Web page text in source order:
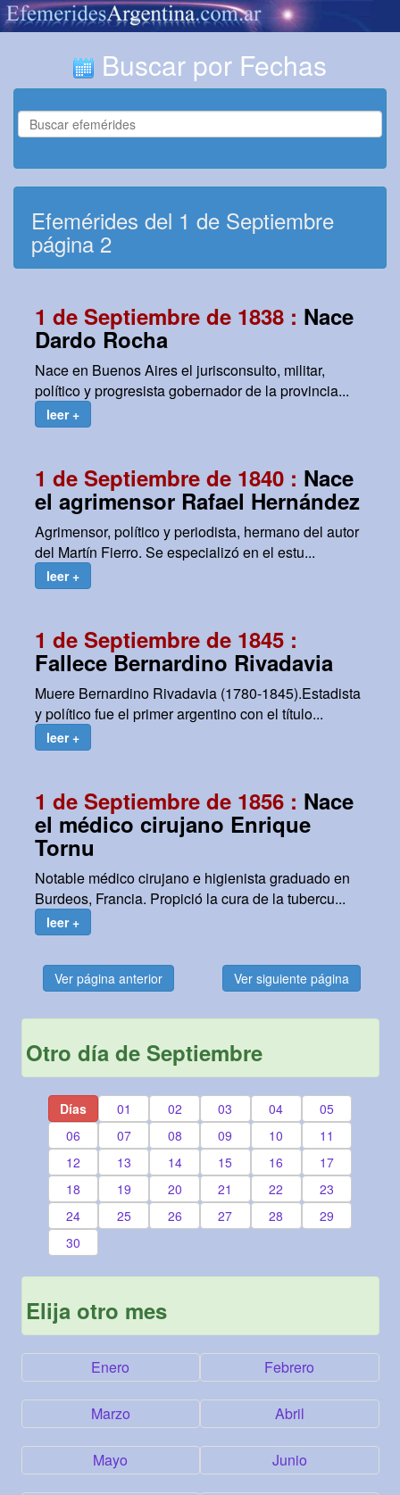
Buscar por Fechas
Efemérides del 1 de Septiembre
página 2
1 de Septiembre de 1838 : Nace
Dardo Rocha
Nace en Buenos Aires el jurisconsulto, militar,
político y progresista gobernador de la provincia...
leer +
1 de Septiembre de 1840 : Nace
el agrimensor Rafael Hernández
Agrimensor, político y periodista, hermano del autor
del Martín Fierro. Se especializó en el estu...
leer +
1 de Septiembre de 1845 :
Fallece Bernardino Rivadavia
Muere Bernardino Rivadavia (1780-1845).Estadista
y político fue el primer argentino con el título...
leer +
1 de Septiembre de 1856 : Nace
el médico cirujano Enrique
Tornu
Notable médico cirujano e higienista graduado en
Burdeos, Francia. Propició la cura de la tubercu...
leer +
Ver página anterior Ver siguiente página
Otro día de Septiembre
Días 01 02 03 04
05
06
07 08 09 10
11
12
13 14 15 16
17
18
19 20 21 22
23
24
25 26 27 28
29
30
Elija otro mes
Enero Febrero
Marzo Abril
Mayo Junio